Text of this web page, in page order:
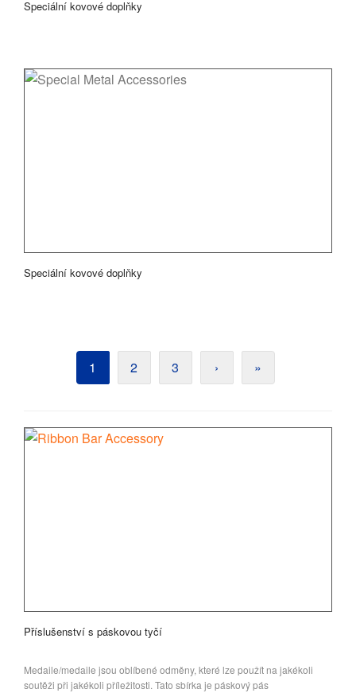
Speciální kovové doplňky
Speciální kovové doplňky
1 2 3 › »
Příslušenství s páskovou tyčí
Medaile/medaile jsou oblíbené odměny, které lze použít na jakékoli
soutěži při jakékoli příležitosti. Tato sbírka je páskový pás